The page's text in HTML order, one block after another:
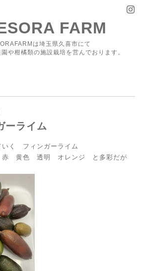
FARM
は埼玉県久喜市にて
や柑橘類の施設栽培を営んでおります。
ーライム
いく フィンガーライム
黄色 透明 オレンジ と多彩だが